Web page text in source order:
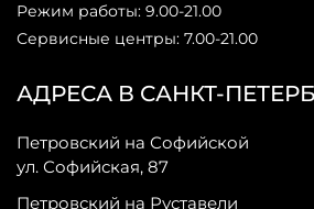
АДРЕСА В САНКТ-
Петровский на Софийской
ул. Софийская, 87
Петровский на Руставели
Режим работы: 9.00-21.00
Сервисные центры: 7.00-21.00